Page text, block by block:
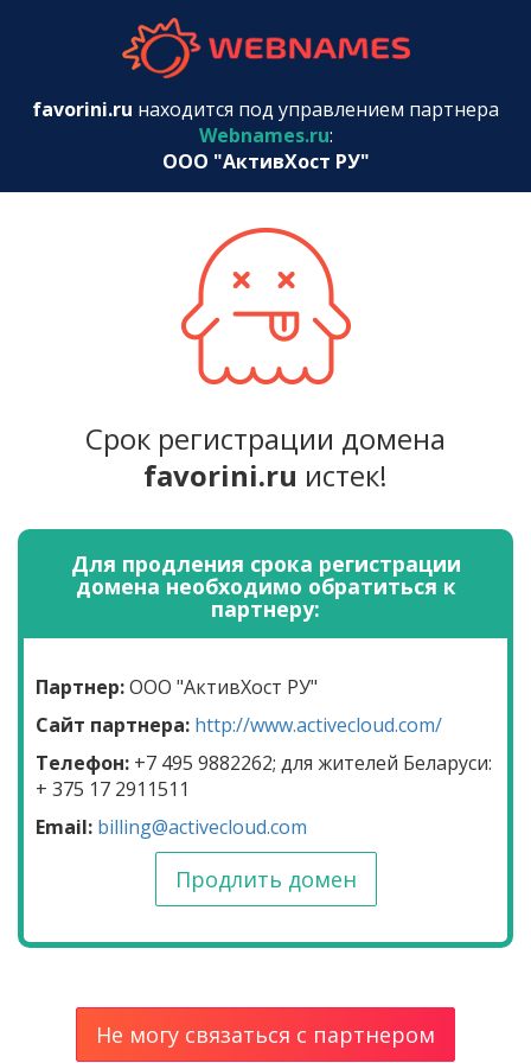
favorini.ru находится под управлением партнера
Webnames.ru:
ООО "АктивХост РУ"
Срок регистрации домена
favorini.ru истек!
Для продления срока регистрации
домена необходимо обратиться к
партнеру:
Партнер:ООО "АктивХост РУ"
Сайт партнера: http://www.activecloud.com/
Телефон: +7 495 9882262; для жителей Беларуси:
+ 375 17 2911511
Email: billing@activecloud.com
Продлить домен
Не могу связаться с партнером